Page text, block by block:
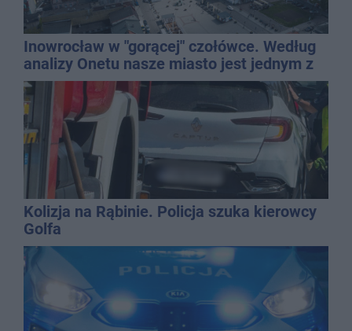
Inowrocław w "gorącej" czołówce. Według
analizy Onetu nasze miasto jest jednym z
najbardziej narażonych na upały
Kolizja na Rąbinie. Policja szuka kierowcy
Golfa